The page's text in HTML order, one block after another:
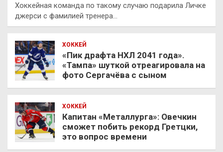
Хоккейная команда по такому случаю подарила Личке
джерси с фамилией тренера…
ХОККЕЙ
«Пик драфта НХЛ 2041 года».
«Тампа» шуткой отреагировала на
фото Сергачёва с сыном
ХОККЕЙ
Капитан «Металлурга»: Овечкин
сможет побить рекорд Гретцки,
это вопрос времени